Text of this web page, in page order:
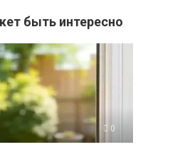
быть интересно
0